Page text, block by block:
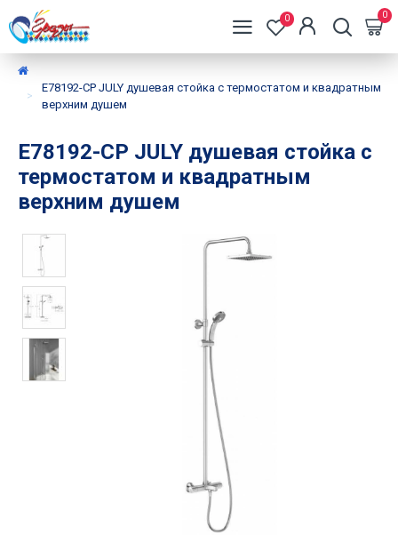
0 0
E78192-CP JULY душевая стойка с термостатом и квадратным
верхним душем
E78192-CP JULY душевая стойка с
термостатом и квадратным
верхним душем